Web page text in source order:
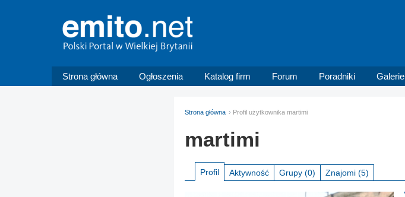
Strona główna Ogłoszenia Katalog firm Forum Poradniki Galerie
Strona główna Profil użytkownika martimi
martimi
Profil Aktywność Grupy (0) Znajomi (5)